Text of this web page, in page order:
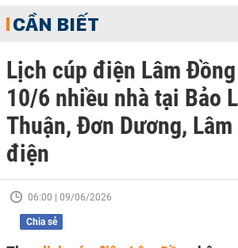
CẦN BIẾT
Lịch cúp điện Lâm
10/6 nhiều nhà tại Bảo
Thuận, Đơn Dương,
điện
06:00 | 09/06/2026
Chia sẻ